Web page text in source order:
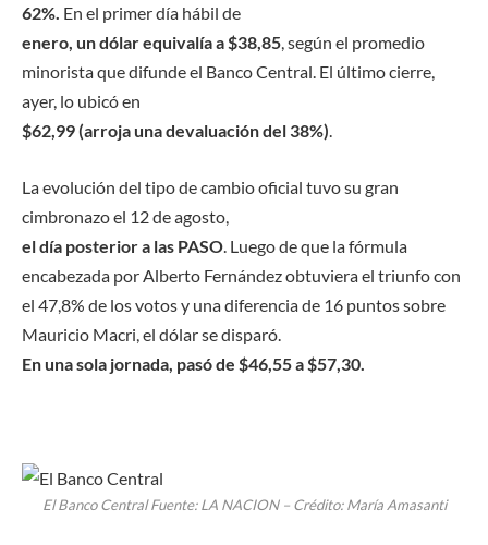
62%. En el primer día hábil de
enero, un dólar equivalía a $38,85, según el promedio
minorista que difunde el Banco Central. El último cierre,
ayer, lo ubicó en
$62,99 (arroja una devaluación del 38%).
La evolución del tipo de cambio oficial tuvo su gran
cimbronazo el 12 de agosto,
el día posterior a las PASO . Luego de que la fórmula
encabezada por Alberto Fernández obtuviera el triunfo con
el 47,8% de los votos y una diferencia de 16 puntos sobre
Mauricio Macri, el dólar se disparó.
En una sola jornada, pasó de $46,55 a $57,30.
El Banco CentralFuente: LA NACION – Crédito: María Amasanti